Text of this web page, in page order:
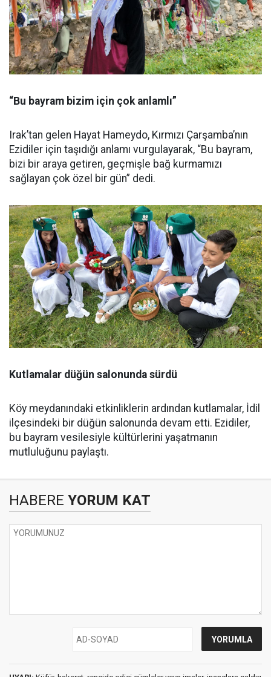
“Bu bayram bizim için çok anlamlı”
Irak’tan gelen Hayat Hameydo, Kırmızı Çarşamba’nın
Ezidiler için taşıdığı anlamı vurgulayarak, “Bu bayram,
bizi bir araya getiren, geçmişle bağ kurmamızı
sağlayan çok özel bir gün” dedi.
Kutlamalar düğün salonunda sürdü
Köy meydanındaki etkinliklerin ardından kutlamalar, İdil
ilçesindeki bir düğün salonunda devam etti. Ezidiler,
bu bayram vesilesiyle kültürlerini yaşatmanın
mutluluğunu paylaştı.
HABERE YORUM KAT